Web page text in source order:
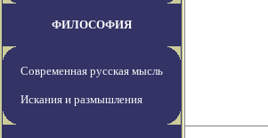
ФИЛОСОФИЯ
Современная русская мысль
Искания и размышления